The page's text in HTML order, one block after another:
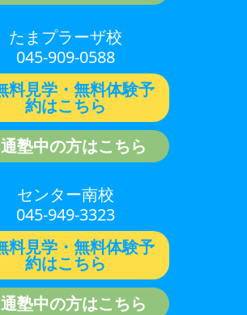
たまプラーザ校
045-909-0588
料見学・無料体験予
約はこちら
通塾中の方はこちら
センター南校
045-949-3323
料見学・無料体験予
約はこちら
通塾中の方はこちら